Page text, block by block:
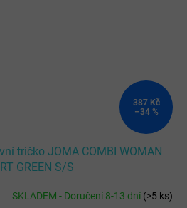
387 Kč
–34 %
tričko JOMA COMBI WOMAN
GREEN S/S
SKLADEM - Doručení 8-13 dní(>5 ks)